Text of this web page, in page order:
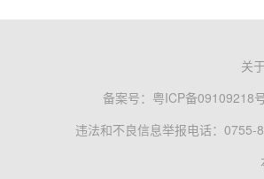
关
备案号： 粤ICP备09109218
违法和不良信息举报电话：0755-